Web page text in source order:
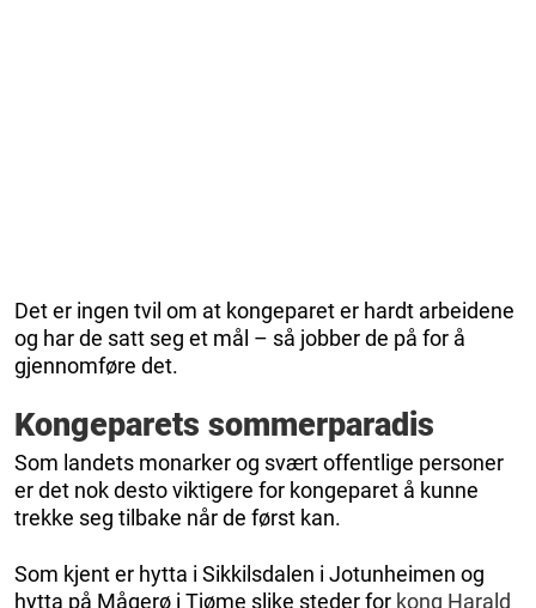
Det er ingen tvil om at kongeparet er hardt arbeidene
og har de satt seg et mål – så jobber de på for å
gjennomføre det.
Kongeparets sommerparadis
Som landets monarker og svært offentlige personer
er det nok desto viktigere for kongeparet å kunne
trekke seg tilbake når de først kan.
Som kjent er hytta i Sikkilsdalen i Jotunheimen og
hytta på Mågerø i Tjøme slike steder for kong Harald